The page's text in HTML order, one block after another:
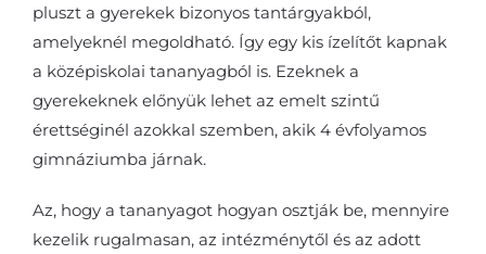
pluszt a gyerekek bizonyos tantárgyakból,
amelyeknél megoldható. Így egy kis ízelítőt kapnak
a középiskolai tananyagból is. Ezeknek a
gyerekeknek előnyük lehet az emelt szintű
érettséginél azokkal szemben, akik 4 évfolyamos
gimnáziumba járnak.
Az, hogy a tananyagot hogyan osztják be, mennyire
kezelik rugalmasan, az intézménytől és az adott